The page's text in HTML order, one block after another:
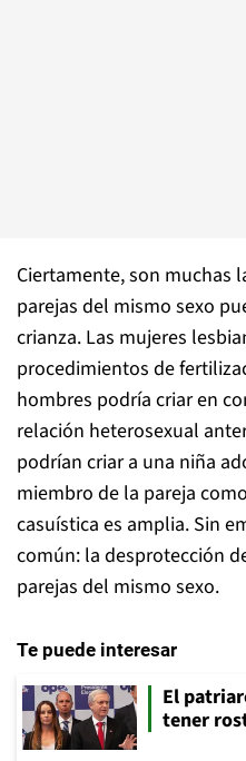
Ciertamente, son muchas
parejas del mismo sexo
crianza. Las mujeres
procedimientos de
hombres podría criar en
relación heterosexual
podrían criar a una niña
miembro de la pareja
casuística es amplia. Sin
común: la desprotección
parejas del mismo sexo.
Te puede interesar
El
tener